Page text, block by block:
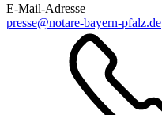
E-Mail-Adresse
presse@notare-bayern-pfalz.de